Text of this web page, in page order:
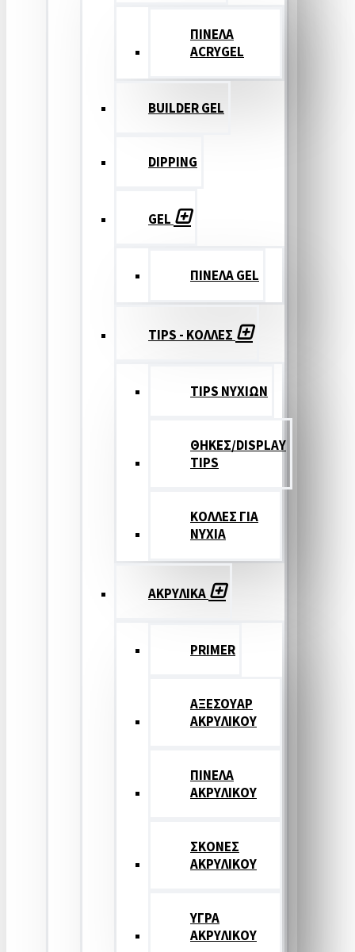
ΠΙΝΕΛΑ
ACRYGEL
BUILDER GEL
DIPPING
GEL
ΠΙΝΕΛΑ GEL
TIPS - ΚΟΛΛΕΣ
TIPS ΝΥΧΙΩΝ
ΘΗΚΕΣ/DISPLAY
TIPS
ΚΟΛΛΕΣ ΓΙΑ
ΝΥΧΙΑ
ΑΚΡΥΛΙΚΑ
PRIMER
ΑΞΕΣΟΥΑΡ
ΑΚΡΥΛΙΚΟΥ
ΠΙΝΕΛΑ
ΑΚΡΥΛΙΚΟΥ
ΣΚΟΝΕΣ
ΑΚΡΥΛΙΚΟΥ
ΥΓΡΑ
ΑΚΡΥΛΙΚΟΥ